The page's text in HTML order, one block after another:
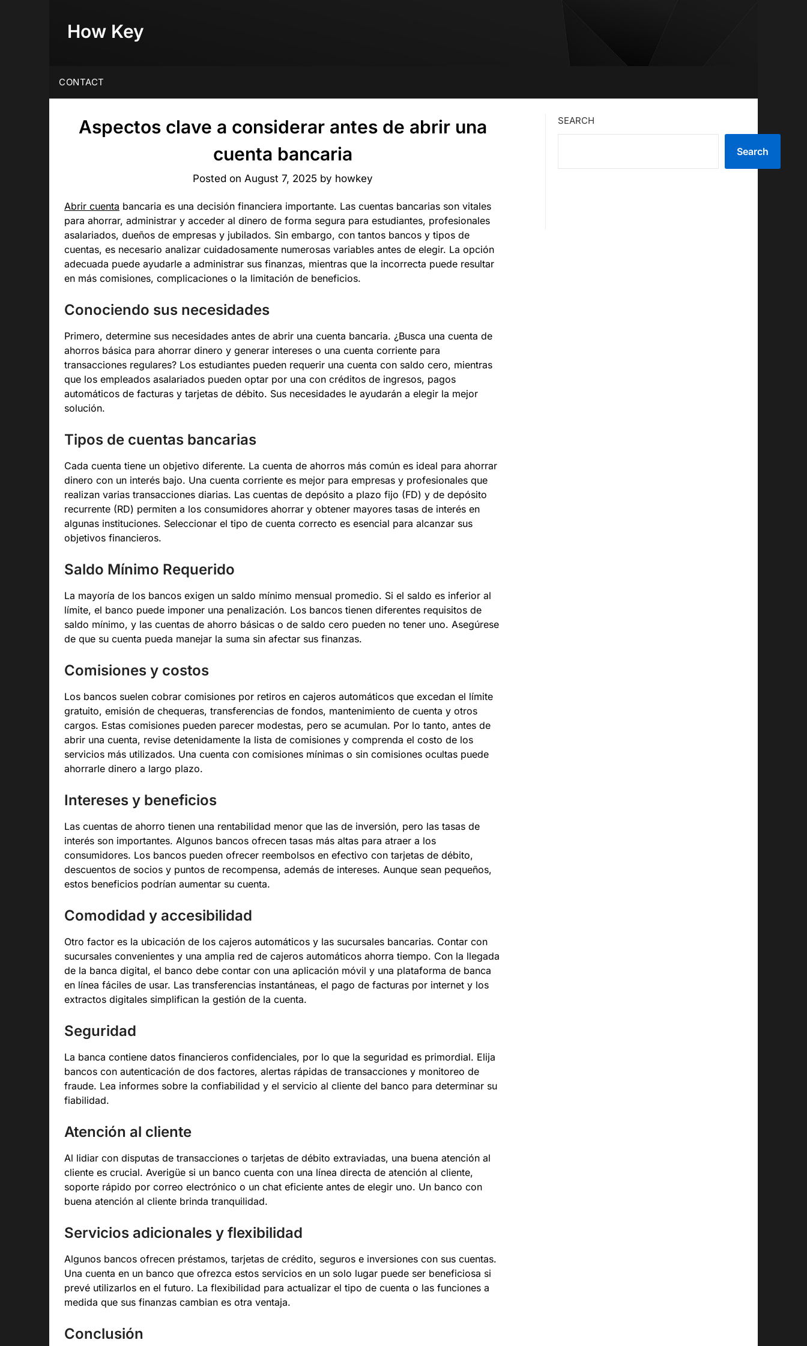
How Key
CONTACT
Aspectos clave a considerar antes de abrir una
cuenta bancaria
Posted onAugust 7, 2025 by howkey
Abrir cuenta bancaria es una decisión financiera importante. Las cuentas bancarias son vitales
para ahorrar, administrar y acceder al dinero de forma segura para estudiantes, profesionales
asalariados, dueños de empresas y jubilados. Sin embargo, con tantos bancos y tipos de
cuentas, es necesario analizar cuidadosamente numerosas variables antes de elegir. La opción
adecuada puede ayudarle a administrar sus finanzas, mientras que la incorrecta puede resultar
en más comisiones, complicaciones o la limitación de beneficios.
Conociendo sus necesidades
Primero, determine sus necesidades antes de abrir una cuenta bancaria. ¿Busca una cuenta de
ahorros básica para ahorrar dinero y generar intereses o una cuenta corriente para
transacciones regulares? Los estudiantes pueden requerir una cuenta con saldo cero, mientras
que los empleados asalariados pueden optar por una con créditos de ingresos, pagos
automáticos de facturas y tarjetas de débito. Sus necesidades le ayudarán a elegir la mejor
solución.
Tipos de cuentas bancarias
Cada cuenta tiene un objetivo diferente. La cuenta de ahorros más común es ideal para ahorrar
dinero con un interés bajo. Una cuenta corriente es mejor para empresas y profesionales que
realizan varias transacciones diarias. Las cuentas de depósito a plazo fijo (FD) y de depósito
recurrente (RD) permiten a los consumidores ahorrar y obtener mayores tasas de interés en
algunas instituciones. Seleccionar el tipo de cuenta correcto es esencial para alcanzar sus
objetivos financieros.
Saldo Mínimo Requerido
La mayoría de los bancos exigen un saldo mínimo mensual promedio. Si el saldo es inferior al
límite, el banco puede imponer una penalización. Los bancos tienen diferentes requisitos de
saldo mínimo, y las cuentas de ahorro básicas o de saldo cero pueden no tener uno. Asegúrese
de que su cuenta pueda manejar la suma sin afectar sus finanzas.
Comisiones y costos
Los bancos suelen cobrar comisiones por retiros en cajeros automáticos que excedan el límite
gratuito, emisión de chequeras, transferencias de fondos, mantenimiento de cuenta y otros
cargos. Estas comisiones pueden parecer modestas, pero se acumulan. Por lo tanto, antes de
abrir una cuenta, revise detenidamente la lista de comisiones y comprenda el costo de los
servicios más utilizados. Una cuenta con comisiones mínimas o sin comisiones ocultas puede
ahorrarle dinero a largo plazo.
Intereses y beneficios
Las cuentas de ahorro tienen una rentabilidad menor que las de inversión, pero las tasas de
interés son importantes. Algunos bancos ofrecen tasas más altas para atraer a los
consumidores. Los bancos pueden ofrecer reembolsos en efectivo con tarjetas de débito,
descuentos de socios y puntos de recompensa, además de intereses. Aunque sean pequeños,
estos beneficios podrían aumentar su cuenta.
Comodidad y accesibilidad
Otro factor es la ubicación de los cajeros automáticos y las sucursales bancarias. Contar con
sucursales convenientes y una amplia red de cajeros automáticos ahorra tiempo. Con la llegada
de la banca digital, el banco debe contar con una aplicación móvil y una plataforma de banca
en línea fáciles de usar. Las transferencias instantáneas, el pago de facturas por internet y los
extractos digitales simplifican la gestión de la cuenta.
Seguridad
La banca contiene datos financieros confidenciales, por lo que la seguridad es primordial. Elija
bancos con autenticación de dos factores, alertas rápidas de transacciones y monitoreo de
fraude. Lea informes sobre la confiabilidad y el servicio al cliente del banco para determinar su
fiabilidad.
Atención al cliente
Al lidiar con disputas de transacciones o tarjetas de débito extraviadas, una buena atención al
cliente es crucial. Averigüe si un banco cuenta con una línea directa de atención al cliente,
soporte rápido por correo electrónico o un chat eficiente antes de elegir uno. Un banco con
buena atención al cliente brinda tranquilidad.
Servicios adicionales y flexibilidad
Algunos bancos ofrecen préstamos, tarjetas de crédito, seguros e inversiones con sus cuentas.
Una cuenta en un banco que ofrezca estos servicios en un solo lugar puede ser beneficiosa si
prevé utilizarlos en el futuro. La flexibilidad para actualizar el tipo de cuenta o las funciones a
medida que sus finanzas cambian es otra ventaja.
Conclusión
SEARCH
Search